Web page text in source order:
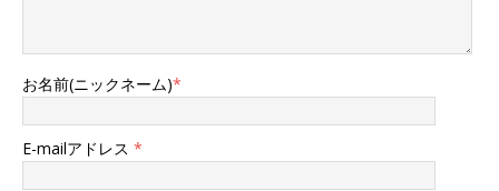
お名前(ニックネーム)*
E-mailアドレス *